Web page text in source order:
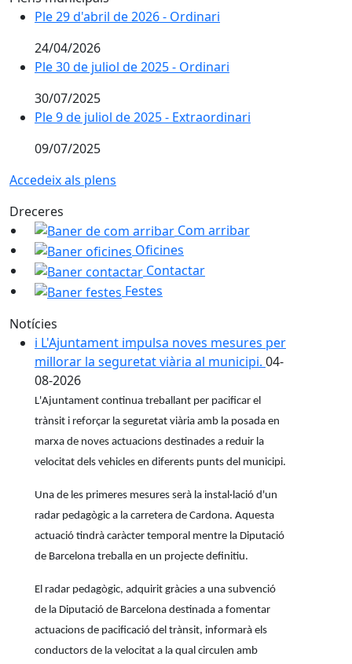
Ple 29 d'abril de 2026 - Ordinari
24/04/2026
Ple 30 de juliol de 2025 - Ordinari
30/07/2025
Ple 9 de juliol de 2025 - Extraordinari
09/07/2025
Accedeix als plens
Dreceres
Com arribar
Oficines
Contactar
Festes
Notícies
ℹ️ L'Ajuntament impulsa noves mesures per
millorar la seguretat viària al municipi. 04-
08-2026
L'Ajuntament continua treballant per pacificar el
trànsit i reforçar la seguretat viària amb la posada en
marxa de noves actuacions destinades a reduir la
velocitat dels vehicles en diferents punts del municipi.
Una de les primeres mesures serà la instal·lació d'un
radar pedagògic a la carretera de Cardona. Aquesta
actuació tindrà caràcter temporal mentre la Diputació
de Barcelona treballa en un projecte definitiu.
El radar pedagògic, adquirit gràcies a una subvenció
de la Diputació de Barcelona destinada a fomentar
actuacions de pacificació del trànsit, informarà els
conductors de la velocitat a la qual circulen amb